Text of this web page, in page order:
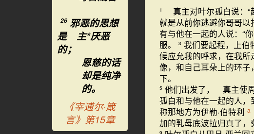
1
真主对叶尔孤白说：
就是从前你逃避你哥哥
有与他在一起的人说：“
服。
3 我们要起程，上
候应允我的呼求，在我所
像，和自己耳朵上的环
下。
5 他们出发了， 真主使
孤白和与他在一起的人，
称那地方为伊勒·伯特利 a
加的乳母底波拉归真了，
9
26 邪恶的思想
是 主*厌恶
的；
恩慈的话
却是纯净
的。
《宰逋尔·箴
言》第15章